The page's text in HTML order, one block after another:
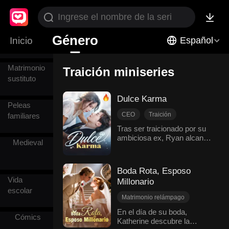
Inicio Género Español
gemela
Matrimonio
sustituto
Peleas
familiares
Medieval
Vida
escolar
Cómics
Traición miniseries
Dulce Karma
CEO
Traición
Arrepentimiento
Dulzura de amor
Tras ser traicionado por su
ambiciosa ex, Ryan alcanza
poderosa jefa de su exnovia.
Boda Rota, Esposo
Millonario
Matrimonio relámpago
Traición
En el día de su boda,
Katherine descubre la